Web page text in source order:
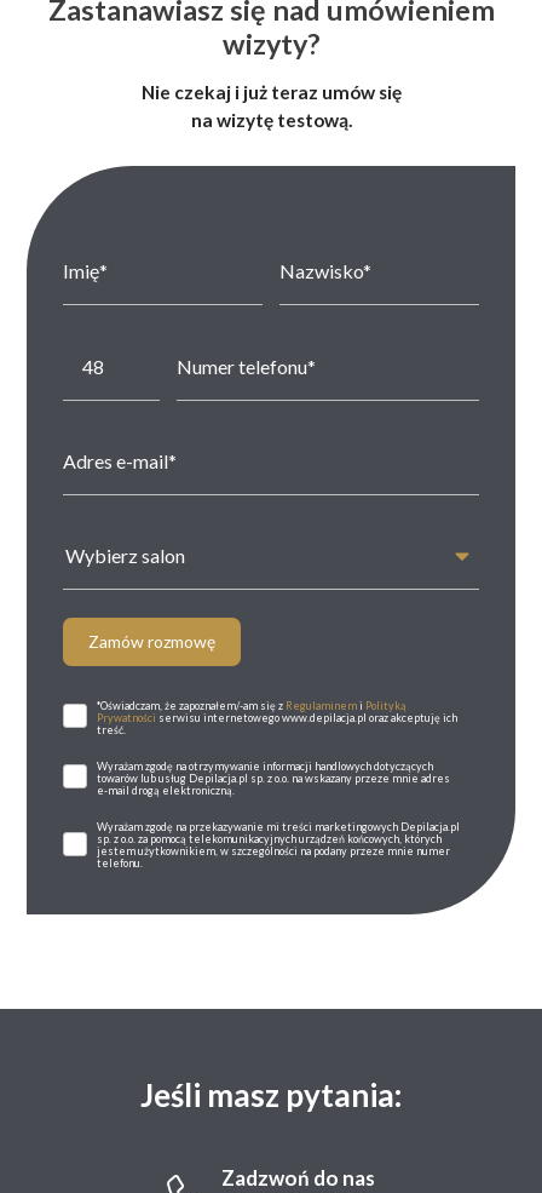
Zastanawiasz się nad umówieniem
wizyty?
Nie czekaj i już teraz umów się
na wizytę testową.
Wybierz salon
Zamów rozmowę
*Oświadczam, że zapoznałem/-am się z Regulaminemi Polityką
Prywatności serwisu internetowego www.depilacja.pl oraz akceptuję ich
treść.
Wyrażam zgodę na otrzymywanie informacji handlowych dotyczących
towarów lub usług Depilacja.pl sp. z o.o. na wskazany przeze mnie adres
e-mail drogą elektroniczną.
Wyrażam zgodę na przekazywanie mi treści marketingowych Depilacja.pl
sp. z o.o. za pomocą telekomunikacyjnych urządzeń końcowych, których
jestem użytkownikiem, w szczególności na podany przeze mnie numer
telefonu.
Jeśli masz pytania:
Zadzwoń do nas